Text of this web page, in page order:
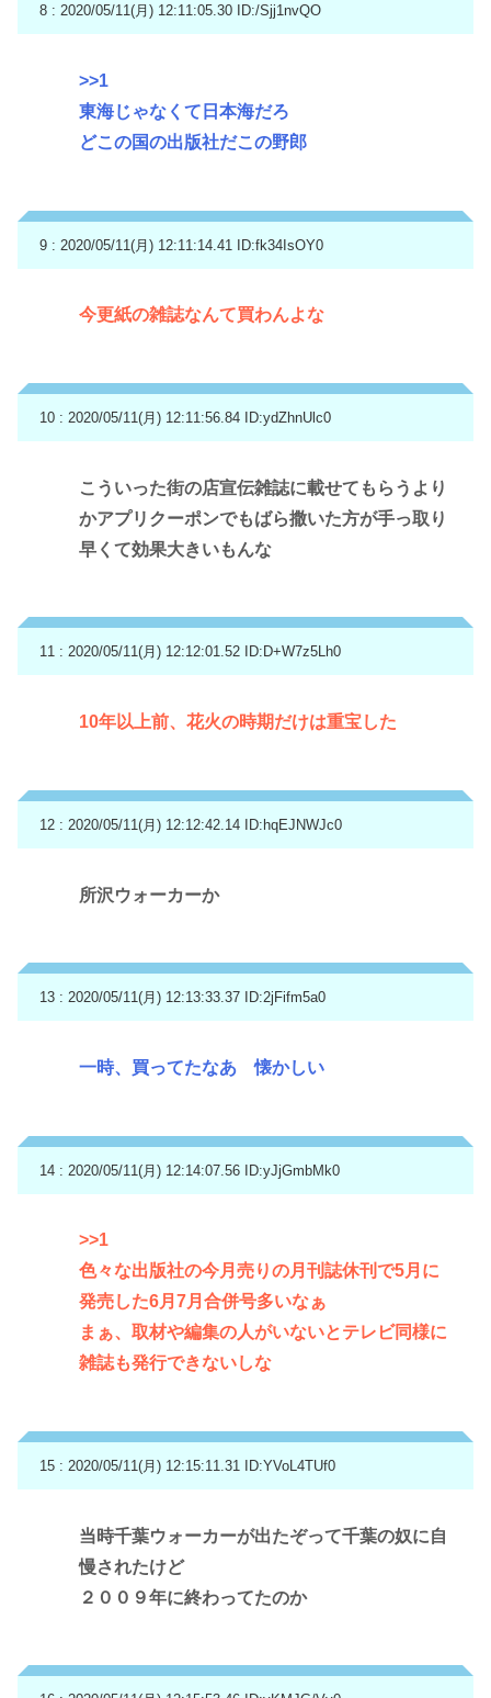
8 : 2020/05/11(月) 12:11:05.30 ID:/Sjj1nvQO
>>1
東海じゃなくて日本海だろ
どこの国の出版社だこの野郎
9 : 2020/05/11(月) 12:11:14.41 ID:fk34IsOY0
今更紙の雑誌なんて買わんよな
10 : 2020/05/11(月) 12:11:56.84 ID:ydZhnUlc0
こういった街の店宣伝雑誌に載せてもらうより
かアプリクーポンでもばら撒いた方が手っ取り
早くて効果大きいもんな
11 : 2020/05/11(月) 12:12:01.52 ID:D+W7z5Lh0
10年以上前、花火の時期だけは重宝した
12 : 2020/05/11(月) 12:12:42.14 ID:hqEJNWJc0
所沢ウォーカーか
13 : 2020/05/11(月) 12:13:33.37 ID:2jFifm5a0
一時、買ってたなあ 懐かしい
14 : 2020/05/11(月) 12:14:07.56 ID:yJjGmbMk0
>>1
色々な出版社の今月売りの月刊誌休刊で5月に
発売した6月7月合併号多いなぁ
まぁ、取材や編集の人がいないとテレビ同様に
雑誌も発行できないしな
15 : 2020/05/11(月) 12:15:11.31 ID:YVoL4TUf0
当時千葉ウォーカーが出たぞって千葉の奴に自
慢されたけど
２００９年に終わってたのか